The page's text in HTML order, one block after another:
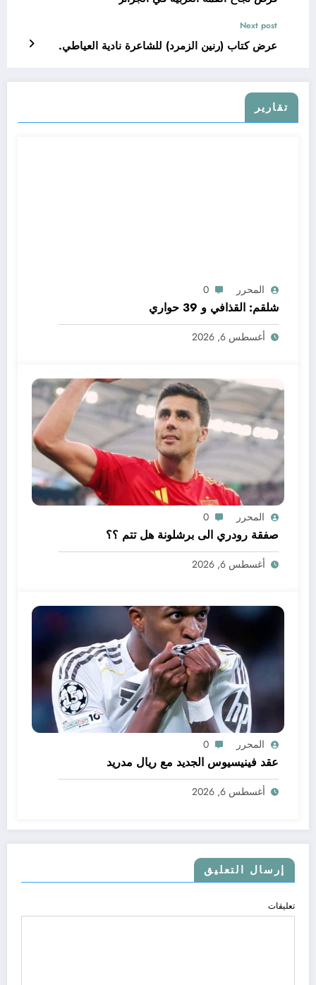
Next post
عرض كتاب (رنين الزمرد) للشاعرة نادية العياطي.
تقارير
المحرر 0
شلقم: القذافي و 39 حواري
أغسطس 6, 2026
المحرر 0
صفقة رودري الى برشلونة هل تتم ؟؟
أغسطس 6, 2026
المحرر 0
عقد فينيسيوس الجديد مع ريال مدريد
أغسطس 6, 2026
إرسال التعليق
تعليقات